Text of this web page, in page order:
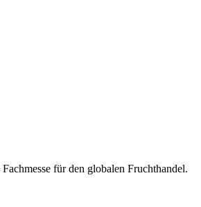
für den globalen Fruchthandel.